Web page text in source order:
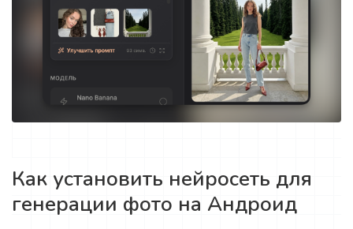
Как установить нейросеть для
генерации фото на Андроид